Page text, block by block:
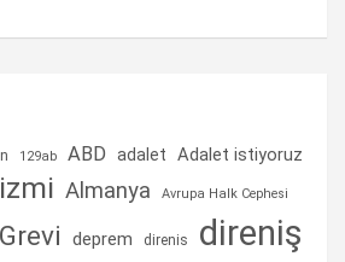
129ab ABD adalet Adalet istiyoruz
Almanya Avrupa Halk Cephesi
deprem direnis direniş